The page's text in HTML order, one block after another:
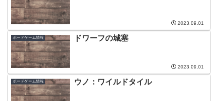
2023.09.01
ボードゲーム情報 ドワーフの城塞
2023.09.01
ボードゲーム情報 ウノ：ワイルドタイル